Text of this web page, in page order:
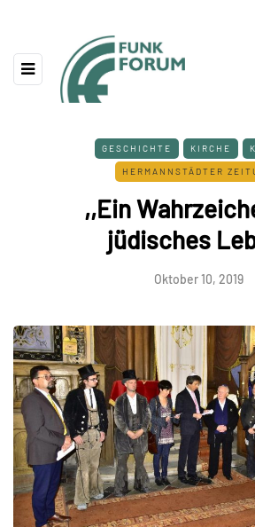
GESCHICHTE KIRCHE
HERMANNSTÄDTER
,,Ein
jüdisches
Oktober 10, 2019